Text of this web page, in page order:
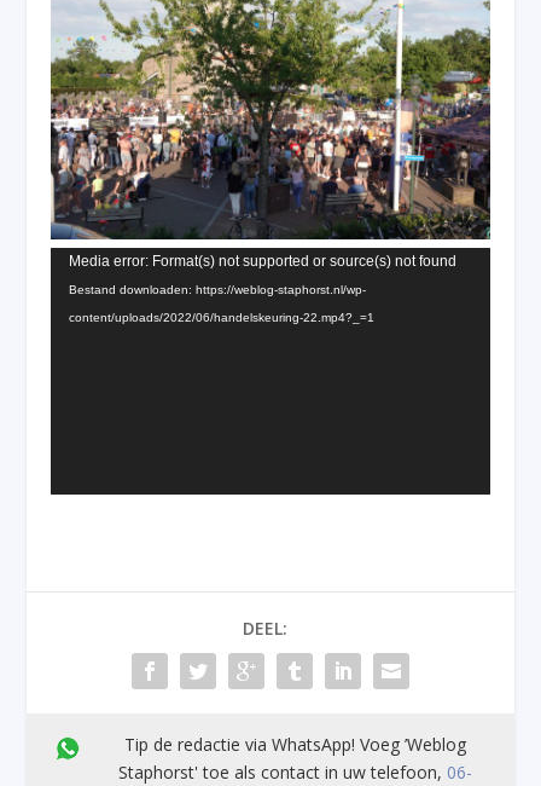
Videospeler
Media error: Format(s) not supported or source(s) not found
Bestand downloaden: https://weblog-staphorst.nl/wp-
content/uploads/2022/06/handelskeuring-22.mp4?_=1
DEEL:
Tip de redactie via WhatsApp! Voeg ’Weblog
Staphorst' toe als contact in uw telefoon, 06-